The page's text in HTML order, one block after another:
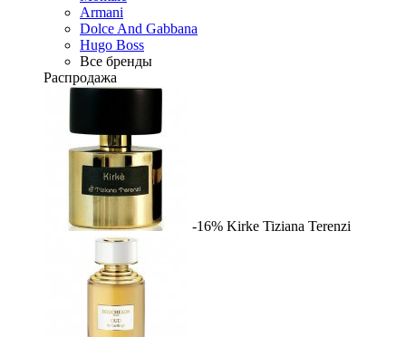
Armani
Dolce And Gabbana
Hugo Boss
Все бренды
Распродажа
-16% Kirke Tiziana Terenzi